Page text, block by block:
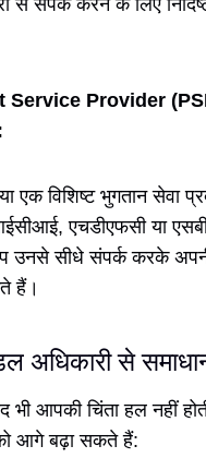
Service Provider
एक विशिष्ट भुगतान सेवा
एचडीएफसी या
उनसे सीधे संपर्क करके
हैं।
अधिकारी से
भी आपकी चिंता हल नहीं
आगे बढ़ा सकते हैं: